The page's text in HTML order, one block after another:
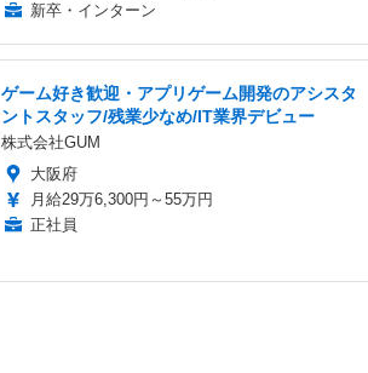
新卒・インターン
ゲーム好き歓迎・アプリゲーム開発のアシスタ
ントスタッフ/残業少なめ/IT業界デビュー
株式会社GUM
大阪府
月給29万6,300円～55万円
正社員